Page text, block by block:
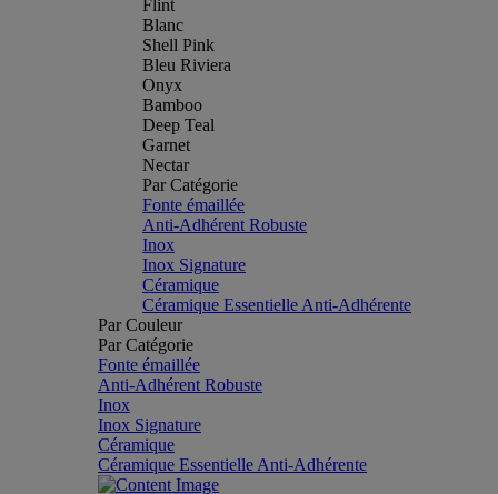
Flint
Blanc
Shell Pink
Bleu Riviera
Onyx
Bamboo
Deep Teal
Garnet
Nectar
Par Catégorie
Fonte émaillée
Anti-Adhérent Robuste
Inox
Inox Signature
Céramique
Céramique Essentielle Anti-Adhérente
Par Couleur
Par Catégorie
Fonte émaillée
Anti-Adhérent Robuste
Inox
Inox Signature
Céramique
Céramique Essentielle Anti-Adhérente